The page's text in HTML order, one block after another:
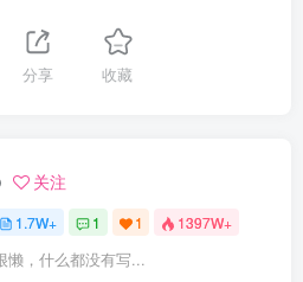
分享 收藏
关注
1.7W+ 1 1 1397W+
懒，什么都没有写...